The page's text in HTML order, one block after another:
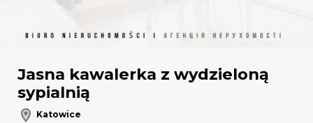
Jasna kawalerka z wydzieloną
sypialnią
Katowice